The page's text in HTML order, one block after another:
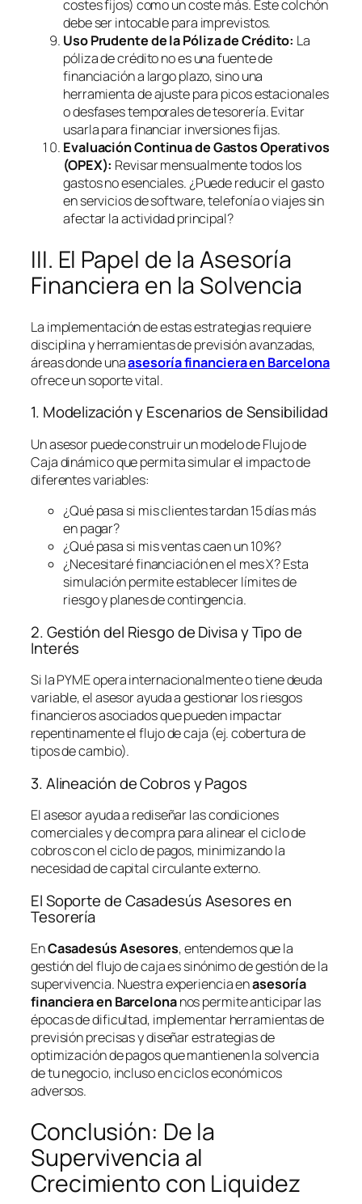
costes fijos) como un coste más. Este colchón
debe ser intocable para imprevistos.
Uso Prudente de la Póliza de Crédito: La
póliza de crédito no es una fuente de
financiación a largo plazo, sino una
herramienta de ajuste para picos estacionales
o desfases temporales de tesorería. Evitar
usarla para financiar inversiones fijas.
Evaluación Continua de Gastos Operativos
(OPEX): Revisar mensualmente todos los
gastos no esenciales. ¿Puede reducir el gasto
en servicios desoftware, telefonía o viajes sin
afectar la actividad principal?
III. El Papel de la Asesoría
Financiera en la Solvencia
La implementación de estas estrategias requiere
disciplina y herramientas de previsión avanzadas,
áreas donde unaasesoría financiera en Barcelona
ofrece un soporte vital.
1. Modelización y Escenarios de Sensibilidad
Un asesor puede construir un modelo de Flujo de
Caja dinámico que permita simular el impacto de
diferentes variables:
¿Qué pasa si mis clientes tardan 15 días más
en pagar?
¿Qué pasa si mis ventas caen un 10%?
¿Necesitaré financiación en el mes X? Esta
simulación permite establecer límites de
riesgo y planes de contingencia.
2. Gestión del Riesgo de Divisa y Tipo de
Interés
Si la PYME opera internacionalmente o tiene deuda
variable, el asesor ayuda a gestionar los riesgos
financieros asociados que pueden impactar
repentinamente el flujo de caja (ej. cobertura de
tipos de cambio).
3. Alineación de Cobros y Pagos
El asesor ayuda a rediseñar las condiciones
comerciales y de compra para alinear el ciclo de
cobros con el ciclo de pagos, minimizando la
necesidad de capital circulante externo.
El Soporte de Casadesús Asesores en
Tesorería
EnCasadesús Asesores, entendemos que la
gestión del flujo de caja es sinónimo de gestión de la
supervivencia. Nuestra experiencia enasesoría
financiera en Barcelonanos permite anticipar las
épocas de dificultad, implementar herramientas de
previsión precisas y diseñar estrategias de
optimización de pagos que mantienen la solvencia
de tu negocio, incluso en ciclos económicos
adversos.
Conclusión: De la
Supervivencia al
Crecimiento con Liquidez